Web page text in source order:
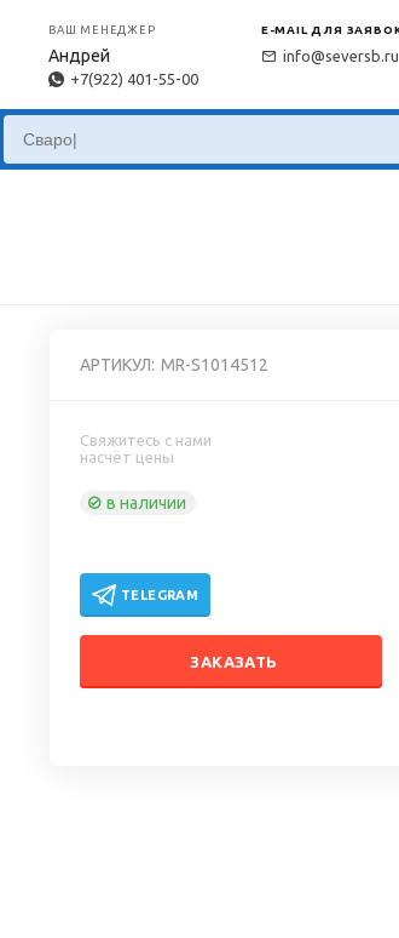
ВАШ МЕНЕДЖЕР
Андрей
+7(922) 401-55-00
E-MAIL ДЛЯ
info@seversb.ru
АРТИКУЛ: MR-S1014512
Свяжитесь с нами
насчёт цены
в наличии
TELEGRAM
ЗАКАЗАТЬ